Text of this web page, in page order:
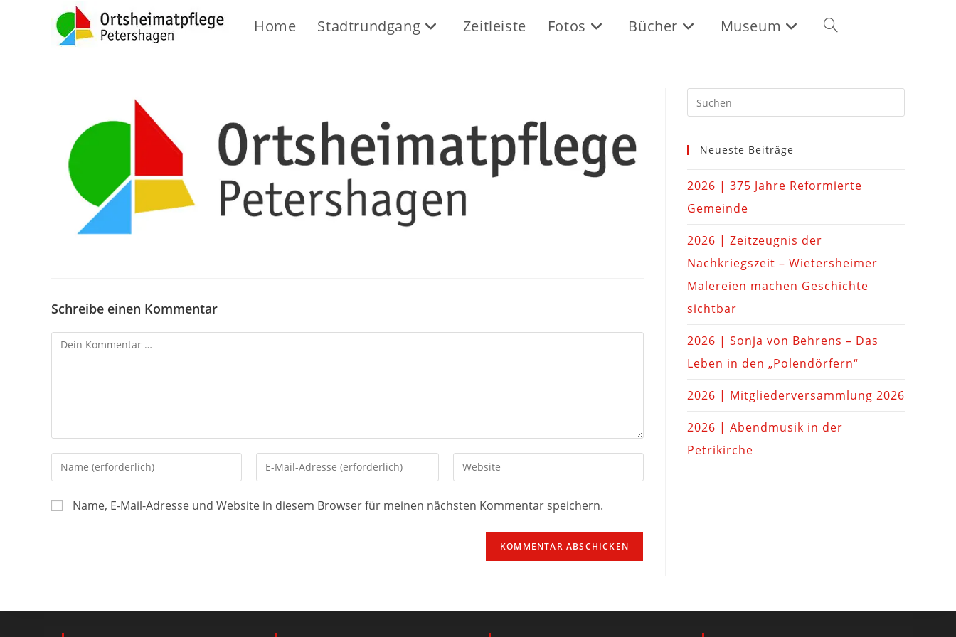
Home Stadtrundgang Zeitleiste Fotos Bücher Museum
Schreibe einen Kommentar
Name, E-Mail-Adresse und Website in diesem Browser für meinen nächsten Kommentar speichern.
Neueste Beiträge
2026 | 375 Jahre Reformierte
Gemeinde
2026 | Zeitzeugnis der
Nachkriegszeit – Wietersheimer
Malereien machen Geschichte
sichtbar
2026 | Sonja von Behrens – Das
Leben in den „Polendörfern“
2026 | Mitgliederversammlung 2026
2026 | Abendmusik in der
Petrikirche